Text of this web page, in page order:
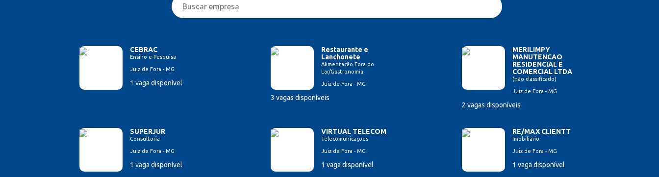
CEBRAC
Ensino e Pesquisa
Juiz de Fora - MG
1 vaga disponível
Restaurante e
Lanchonete
Alimentação Fora do
Lar/Gastronomia
Juiz de Fora - MG
3 vagas disponíveis
MERILIMPY
MANUTENCAO
RESIDENCIAL E
COMERCIAL LTDA
(não classificado)
Juiz de Fora - MG
2 vagas disponíveis
SUPERJUR
Consultoria
Juiz de Fora - MG
1 vaga disponível
VIRTUAL TELECOM
Telecomunicações
Juiz de Fora - MG
1 vaga disponível
RE/MAX CLIENTT
Imobiliário
Juiz de Fora - MG
1 vaga disponível